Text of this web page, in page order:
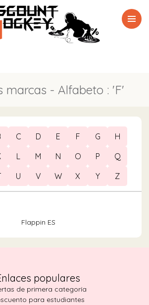
marcas - Alfabeto : 'F'
C D E F G
H
L M N O P
Q
U V W X Y Z
Flappin ES
populares
de primera categoría
para estudiantes